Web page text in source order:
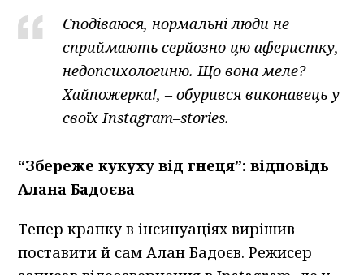
Сподіваюся, нормальні люди не
сприймають серйозно цю аферистку,
недопсихологиню. Що вона меле?
Хайпожерка!, – обурився виконавець у
своїх Instagram–stories.
“Збереже кукуху від гнеця”: відповідь
Алана Бадоєва
Тепер крапку в інсинуаціях вирішив
поставити й сам Алан Бадоєв. Режисер